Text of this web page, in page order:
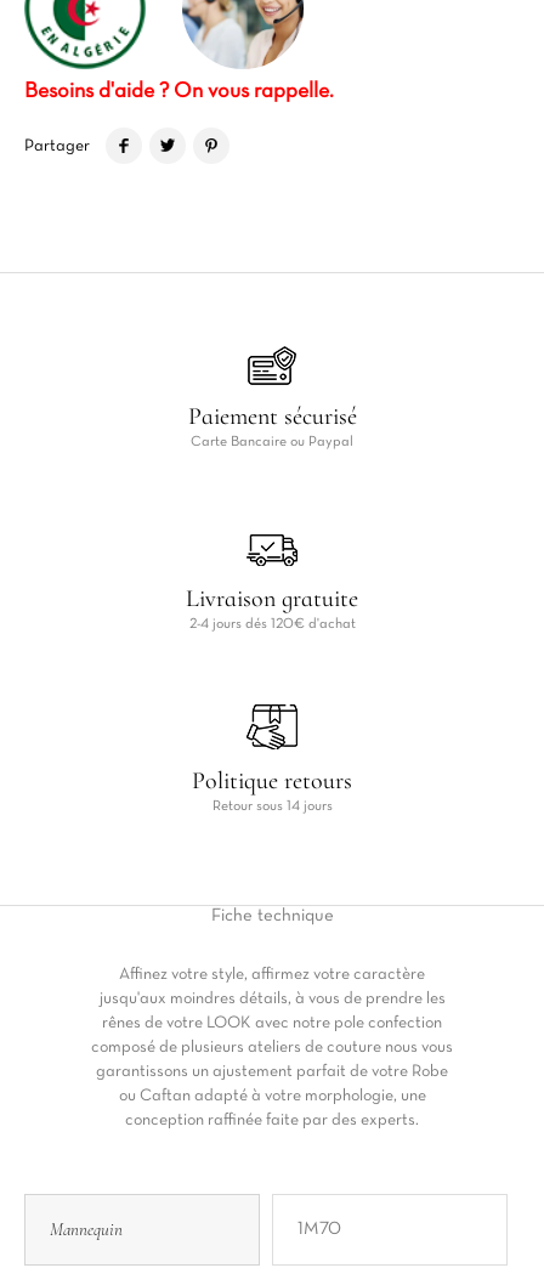
Besoins d'aide ? On vous rappelle.
Partager
Paiement sécurisé
Carte Bancaire ou Paypal
Livraison gratuite
2-4 jours dés 120€ d'achat
Politique retours
Retour sous 14 jours
Fiche technique
Affinez votre style, affirmez votre caractère
jusqu'aux moindres détails, à vous de prendre les
rênes de votre LOOK avec notre pole confection
composé de plusieurs ateliers de couture nous vous
garantissons un ajustement parfait de votre Robe
ou Caftan adapté à votre morphologie, une
conception raffinée faite par des experts.
Mannequin 1M70